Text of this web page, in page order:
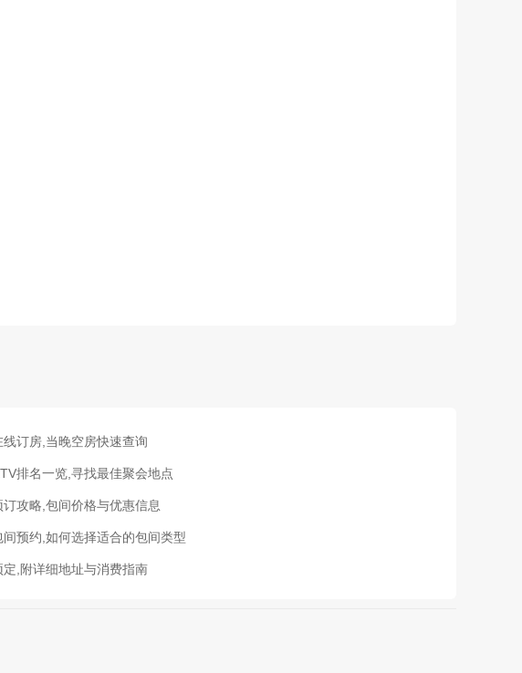
订房,当晚空房快速查询
排名一览,寻找最佳聚会地点
攻略,包间价格与优惠信息
预约,如何选择适合的包间类型
,附详细地址与消费指南